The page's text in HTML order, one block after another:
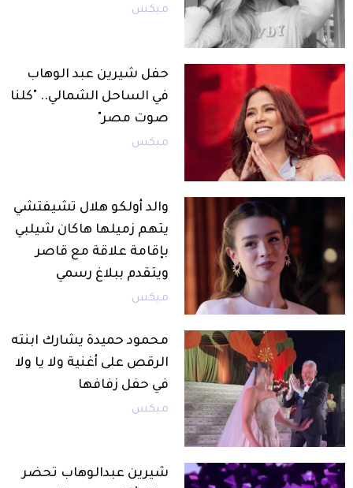
ميكس
حفل شيرين عبد الوهاب
في الساحل الشمالي.. "كلنا
صوت مصر"
ميكس
والد أولكو هلال تشيفتشي
يتهم زميلها هاكان شيلبي
بإقامة علاقة مع قاصر
ويتقدم ببلاغ رسمي
ميكس
محمود حميدة يشارك ابنته
الرقص على أغنية ولا يا ولا
في حفل زفافها
ميكس
شيرين عبدالوهاب تحضر